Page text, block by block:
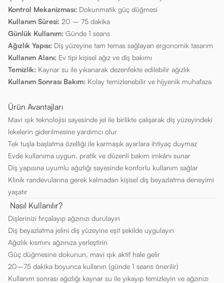
Kontrol Mekanizması: Dokunmatik güç düğmesi
Kullanım Süresi: 20 – 75 dakika
Günlük Kullanım: Günde 1 seans
Ağızlık Yapısı: Diş yüzeyine tam temas sağlayan ergonomik tasarım
Kullanım Alanı: Ev tipi kişisel ağız ve diş bakımı
Temizlik: Kaynar su ile yıkanarak dezenfekte edilebilir ağızlık
Kullanım Sonrası Bakım: Kolay temizlenebilir ve hijyenik muhafaza
Ürün Avantajları
Mavi ışık teknolojisi sayesinde jel ile birlikte çalışarak diş yüzeyindeki
lekelerin giderilmesine yardımcı olur
Tek tuşla başlatma özelliği ile karmaşık ayarlara ihtiyaç duymaz
Evde kullanıma uygun, pratik ve düzenli bakım imkânı sunar
Diş yapısına uyumlu ağızlığı sayesinde konforlu kullanım sağlar
Klinik randevularına gerek kalmadan kişisel diş beyazlatma deneyimi
yaşatır
Nasıl Kullanılır?
Dişlerinizi fırçalayıp ağzınızı durulayın
Diş beyazlatma jelini diş yüzeyine eşit şekilde uygulayın
Ağızlık kısmını ağzınıza yerleştirin
Güç düğmesine dokunun, mavi ışık aktif hale gelir
20–75 dakika boyunca kullanın (günde 1 seans önerilir)
Kullanım sonrası ağızlığı kaynar su ile yıkayıp temizleyin ve ağzınızı